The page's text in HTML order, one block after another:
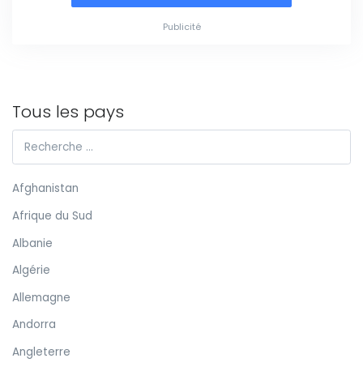
Publicité
Tous les pays
Afghanistan
Afrique du Sud
Albanie
Algérie
Allemagne
Andorra
Angleterre